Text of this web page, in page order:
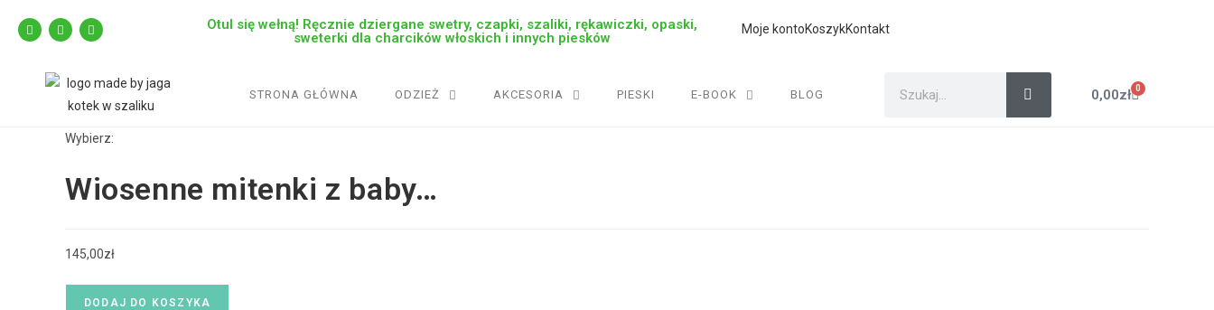
Otul się wełną! Ręcznie dziergane swetry, czapki, szaliki, rękawiczki, opaski,
sweterki dla charcików włoskich i innych piesków
Moje kontoKoszykKontakt
STRONA GŁÓWNA ODZIEŻ AKCESORIA PIESKI E-BOOK BLOG 0,00zł 0
Wybierz:
Wiosenne mitenki z baby…
145,00zł
DODAJ DO KOSZYKA